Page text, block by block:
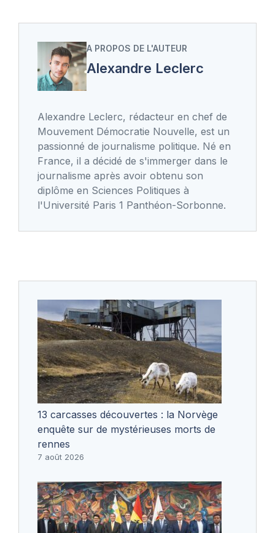
A PROPOS DE L'AUTEUR
Alexandre Leclerc
Alexandre Leclerc, rédacteur en chef de
Mouvement Démocratie Nouvelle, est un
passionné de journalisme politique. Né en
France, il a décidé de s'immerger dans le
journalisme après avoir obtenu son
diplôme en Sciences Politiques à
l'Université Paris 1 Panthéon-Sorbonne.
13 carcasses découvertes : la Norvège
enquête sur de mystérieuses morts de
rennes
7 août 2026